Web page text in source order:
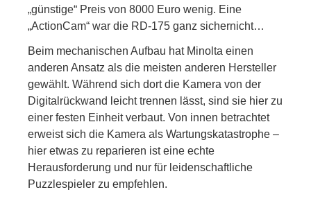
„günstige“ Preis von 8000 Euro wenig. Eine
„ActionCam“ war die RD-175 ganz sichernicht…
Beim mechanischen Aufbau hat Minolta einen
anderen Ansatz als die meisten anderen Hersteller
gewählt. Während sich dort die Kamera von der
Digitalrückwand leicht trennen lässt, sind sie hier zu
einer festen Einheit verbaut. Von innen betrachtet
erweist sich die Kamera als Wartungskatastrophe –
hier etwas zu reparieren ist eine echte
Herausforderung und nur für leidenschaftliche
Puzzlespieler zu empfehlen.